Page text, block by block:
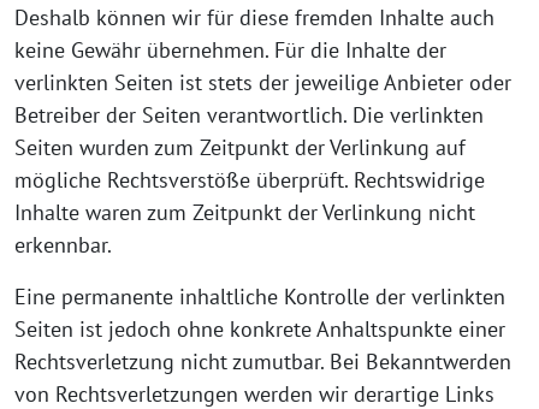
Deshalb können wir für diese fremden Inhalte auch
keine Gewähr übernehmen. Für die Inhalte der
verlinkten Seiten ist stets der jeweilige Anbieter oder
Betreiber der Seiten verantwortlich. Die verlinkten
Seiten wurden zum Zeitpunkt der Verlinkung auf
mögliche Rechtsverstöße überprüft. Rechtswidrige
Inhalte waren zum Zeitpunkt der Verlinkung nicht
erkennbar.
Eine permanente inhaltliche Kontrolle der verlinkten
Seiten ist jedoch ohne konkrete Anhaltspunkte einer
Rechtsverletzung nicht zumutbar. Bei Bekanntwerden
von Rechtsverletzungen werden wir derartige Links